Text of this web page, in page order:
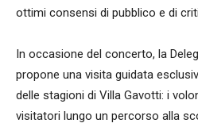
ottimi consensi di pubblico e di
In occasione del concerto, la
propone una visita guidata
delle stagioni di Villa Gavotti: i
visitatori lungo un percorso alla